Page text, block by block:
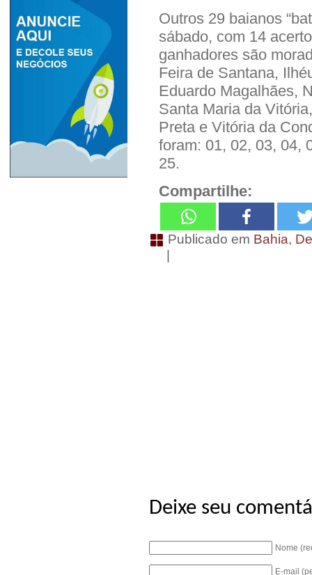
Outros 29 baianos
sábado, com 14
ganhadores são
Feira de Santana,
Eduardo Magalhães,
Santa Maria da
Preta e Vitória da
foram: 01, 02, 03, 04,
25.
Compartilhe:
Publicado em Bahia,
|
Deixe seu
Nome
E-mail